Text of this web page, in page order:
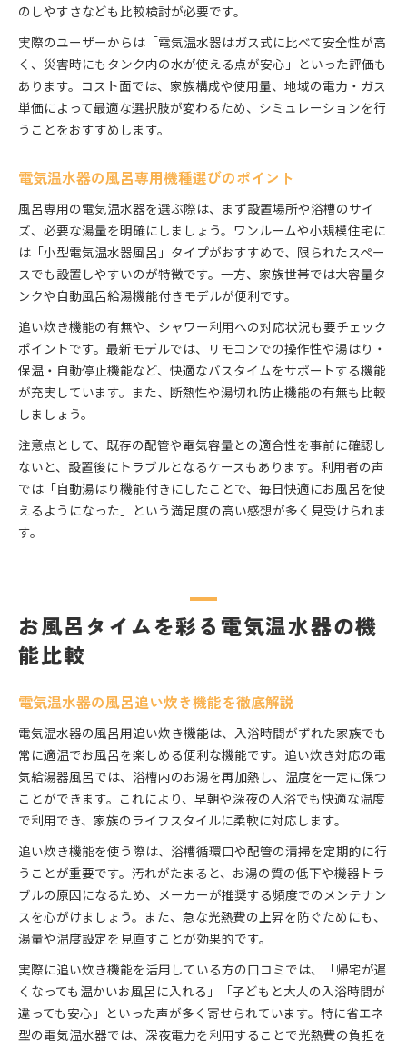
のしやすさなども比較検討が必要です。
実際のユーザーからは「電気温水器はガス式に比べて安全性が高
く、災害時にもタンク内の水が使える点が安心」といった評価も
あります。コスト面では、家族構成や使用量、地域の電力・ガス
単価によって最適な選択肢が変わるため、シミュレーションを行
うことをおすすめします。
電気温水器の風呂専用機種選びのポイント
風呂専用の電気温水器を選ぶ際は、まず設置場所や浴槽のサイ
ズ、必要な湯量を明確にしましょう。ワンルームや小規模住宅に
は「小型電気温水器風呂」タイプがおすすめで、限られたスペー
スでも設置しやすいのが特徴です。一方、家族世帯では大容量タ
ンクや自動風呂給湯機能付きモデルが便利です。
追い炊き機能の有無や、シャワー利用への対応状況も要チェック
ポイントです。最新モデルでは、リモコンでの操作性や湯はり・
保温・自動停止機能など、快適なバスタイムをサポートする機能
が充実しています。また、断熱性や湯切れ防止機能の有無も比較
しましょう。
注意点として、既存の配管や電気容量との適合性を事前に確認し
ないと、設置後にトラブルとなるケースもあります。利用者の声
では「自動湯はり機能付きにしたことで、毎日快適にお風呂を使
えるようになった」という満足度の高い感想が多く見受けられま
す。
お風呂タイムを彩る電気温水器の機
能比較
電気温水器の風呂追い炊き機能を徹底解説
電気温水器の風呂用追い炊き機能は、入浴時間がずれた家族でも
常に適温でお風呂を楽しめる便利な機能です。追い炊き対応の電
気給湯器風呂では、浴槽内のお湯を再加熱し、温度を一定に保つ
ことができます。これにより、早朝や深夜の入浴でも快適な温度
で利用でき、家族のライフスタイルに柔軟に対応します。
追い炊き機能を使う際は、浴槽循環口や配管の清掃を定期的に行
うことが重要です。汚れがたまると、お湯の質の低下や機器トラ
ブルの原因になるため、メーカーが推奨する頻度でのメンテナン
スを心がけましょう。また、急な光熱費の上昇を防ぐためにも、
湯量や温度設定を見直すことが効果的です。
実際に追い炊き機能を活用している方の口コミでは、「帰宅が遅
くなっても温かいお風呂に入れる」「子どもと大人の入浴時間が
違っても安心」といった声が多く寄せられています。特に省エネ
型の電気温水器では、深夜電力を利用することで光熱費の負担を